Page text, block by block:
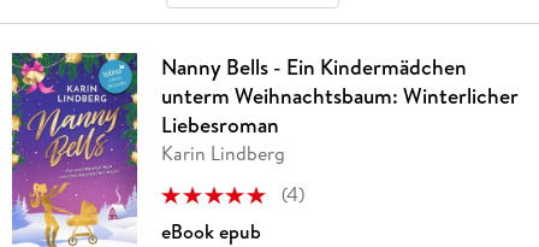
Nanny Bells - Ein Kindermädchen
unterm Weihnachtsbaum: Winterlicher
Liebesroman
Karin Lindberg
(4)
eBook epub